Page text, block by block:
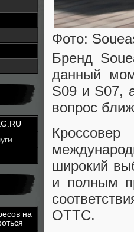
на
Фото:
Бренд
данный
S09 и S07,
вопрос
широкий
и полным
ОТТС.